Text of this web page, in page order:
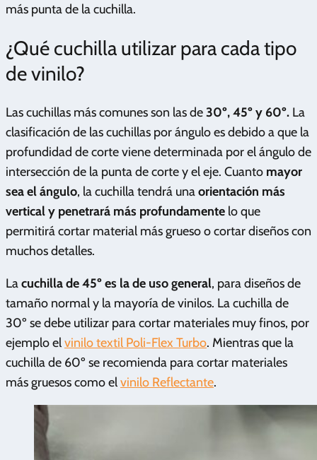
más punta de la cuchilla.
¿Qué cuchilla utilizar para cada tipo
de vinilo?
Las cuchillas más comunes son las de30º, 45º y 60º. La
clasificación de las cuchillas por ángulo es debido a que la
profundidad de corte viene determinada por el ángulo de
intersección de la punta de corte y el eje. Cuanto mayor
sea el ángulo, la cuchilla tendrá unaorientación más
vertical y penetrará más profundamente lo que
permitirá cortar material más grueso o cortar diseños con
muchos detalles.
Lacuchilla de 45º es la de uso general, para diseños de
tamaño normal y la mayoría de vinilos. La cuchilla de
30º se debe utilizar para cortar materiales muy finos, por
ejemplo elvinilo textil Poli-Flex Turbo. Mientras que la
cuchilla de 60º se recomienda para cortar materiales
más gruesos como elvinilo Reflectante.